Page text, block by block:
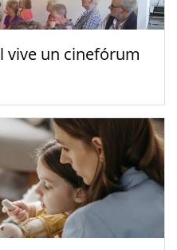
vive un cinefórum